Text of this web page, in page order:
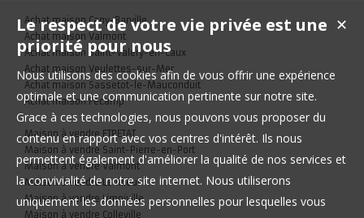
dessus et...
Achat maison Cany-Barville
Achat maison Valmont
Achat maison Saint-Valery-en-Caux
Achat maison Veulettes-sur-Mer
Achat maison Sassetot-le-Mauconduit
Achat maison Fécamp
Maison à vendre ETRETAT
Maison à vendre Saint-Pierre-en-Port
Maison à vendre Valmont
Maison à vendre Le Tilleul
Maison à vendre Limpiville
Maison à vendre Colleville
✕
Le respect de votre vie privée est une
priorité pour nous
Nous utilisons des cookies afin de vous offrir une expérience
optimale et une communication pertinente sur notre site.
Grace à ces technologies, nous pouvons vous proposer du
contenu en rapport avec vos centres d'intérêt. Ils nous
permettent également d'améliorer la qualité de nos services et
la convivialité de notre site internet. Nous utiliserons
uniquement les données personnelles pour lesquelles vous